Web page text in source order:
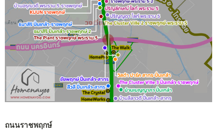
ถนนราชพฤกษ์